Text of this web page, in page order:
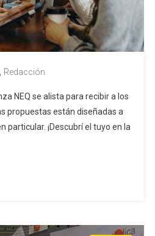
Redacción
NEQ se alista para recibir a los
propuestas están diseñadas a
particular. ¡Descubrí el tuyo en la